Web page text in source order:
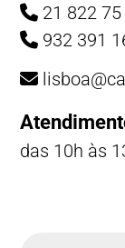
21 822 75
932 391
das 10h às